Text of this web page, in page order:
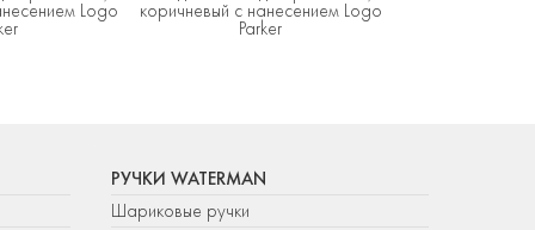
Logo коричневый c нанесением Logo
Parker
РУЧКИ WATERMAN
Шариковые ручки